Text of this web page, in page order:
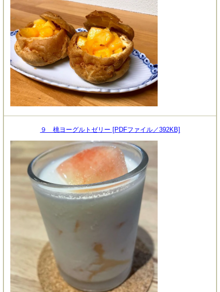
９ 桃ヨーグルトゼリー [PDFファイル／392KB]